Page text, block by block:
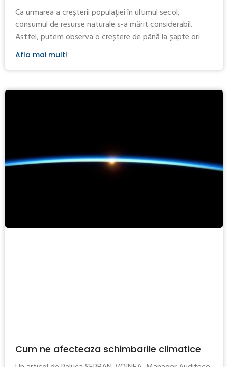
Ca urmarea a creșterii populației în ultimul secol,
consumul de resurse naturale s-a mărit considerabil.
Astfel, putem observa o creștere de până la șapte ori
Afla mai mult!
Cum ne afecteaza schimbarile climatice